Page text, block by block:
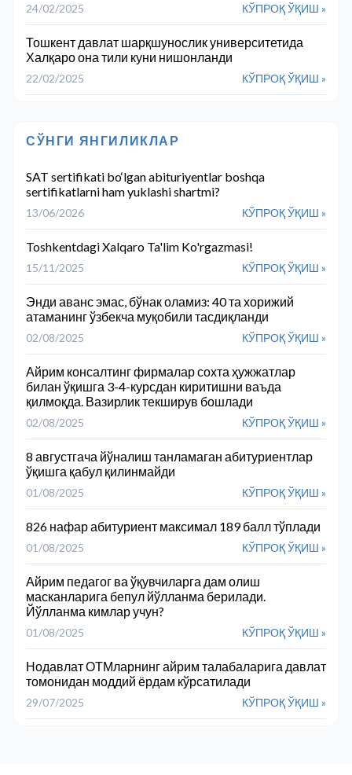
24/02/2025 КЎПРОҚ ЎҚИШ »
Тошкент давлат шарқшунослик университетида
Халқаро она тили куни нишонланди
22/02/2025 КЎПРОҚ ЎҚИШ »
СЎНГИ ЯНГИЛИКЛАР
SAT sertifikati bo‘lgan abituriyentlar boshqa
sertifikatlarni ham yuklashi shartmi?
13/06/2026 КЎПРОҚ ЎҚИШ »
Toshkentdagi Xalqaro Ta'lim Ko'rgazmasi!
15/11/2025 КЎПРОҚ ЎҚИШ »
Энди аванс эмас, бўнак оламиз: 40 та хорижий
атаманинг ўзбекча муқобили тасдиқланди
02/08/2025 КЎПРОҚ ЎҚИШ »
Айрим консалтинг фирмалар сохта ҳужжатлар
билан ўқишга 3-4-курсдан киритишни ваъда
қилмоқда. Вазирлик текширув бошлади
02/08/2025 КЎПРОҚ ЎҚИШ »
8 августгача йўналиш танламаган абитуриентлар
ўқишга қабул қилинмайди
01/08/2025 КЎПРОҚ ЎҚИШ »
826 нафар абитуриент максимал 189 балл тўплади
01/08/2025 КЎПРОҚ ЎҚИШ »
Айрим педагог ва ўқувчиларга дам олиш
масканларига бепул йўлланма берилади.
Йўлланма кимлар учун?
01/08/2025 КЎПРОҚ ЎҚИШ »
Нодавлат ОТМларнинг айрим талабаларига давлат
томонидан моддий ёрдам кўрсатилади
29/07/2025 КЎПРОҚ ЎҚИШ »